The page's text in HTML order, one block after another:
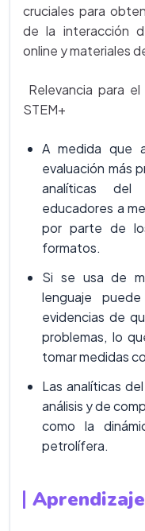
cruciales para
de la interacción
online y materiales
Relevancia para
STEM+
A medida que
evaluación más
analíticas del
educadores a
por parte de
formatos.
Si se usa de
lenguaje
evidencias de
problemas, lo
tomar medidas
Las analíticas
análisis y de
como la
petrolífera.